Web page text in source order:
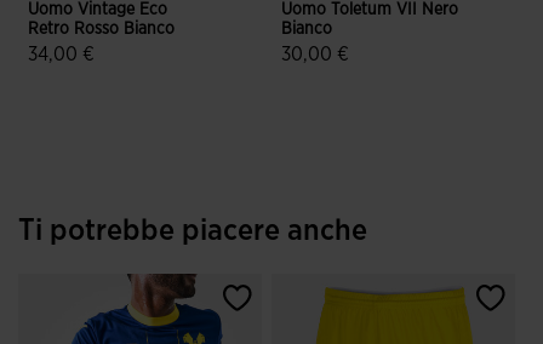
Uomo Vintage Eco
Retro Rosso Bianco
34,00 €
Uomo Toletum VII Nero
Bianco
30,00 €
Ti potrebbe piacere anche